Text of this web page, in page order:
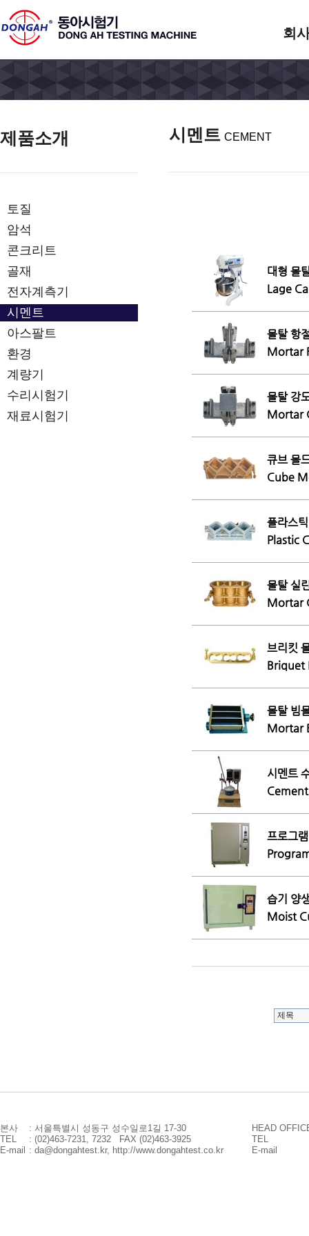
회
제품소개
토질
암석
콘크리트
골재
전자계측기
시멘트
아스팔트
환경
계량기
수리시험기
재료시험기
시멘트 CEMENT
대형 몰
Lage
몰탈 항
Mortar
몰탈 강
Mortar
큐브 몰
Cube
플라스
Plastic
몰탈 실
Mortar
브리킷
Briquet
몰탈 빔
Mortar
시멘트
프로그
습기 양
Moist
본사 : 서울특별시 성동구 성수일로1길 17-30
HEAD
TEL
: (02)463-7231, 7232 FAX (02)463-3925
TEL
E-mail
: da@dongahtest.kr, http://www.dongahtest.co.kr E-mail